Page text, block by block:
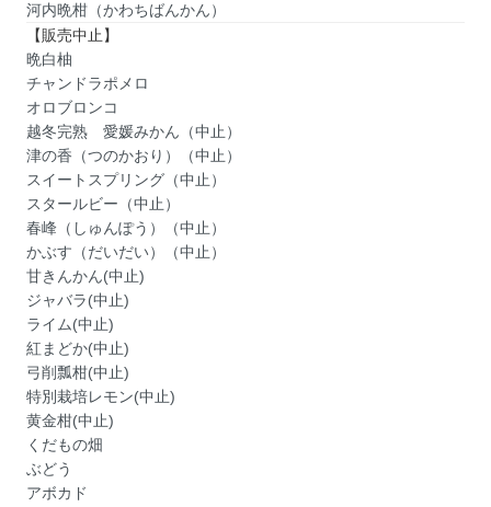
河内晩柑（かわちばんかん）
【販売中止】
晩白柚
チャンドラポメロ
オロブロンコ
越冬完熟 愛媛みかん（中止）
津の香（つのかおり）（中止）
スイートスプリング（中止）
スタールビー（中止）
春峰（しゅんぽう）（中止）
かぶす（だいだい）（中止）
甘きんかん(中止)
ジャバラ(中止)
ライム(中止)
紅まどか(中止)
弓削瓢柑(中止)
特別栽培レモン(中止)
黄金柑(中止)
くだもの畑
ぶどう
アボカド